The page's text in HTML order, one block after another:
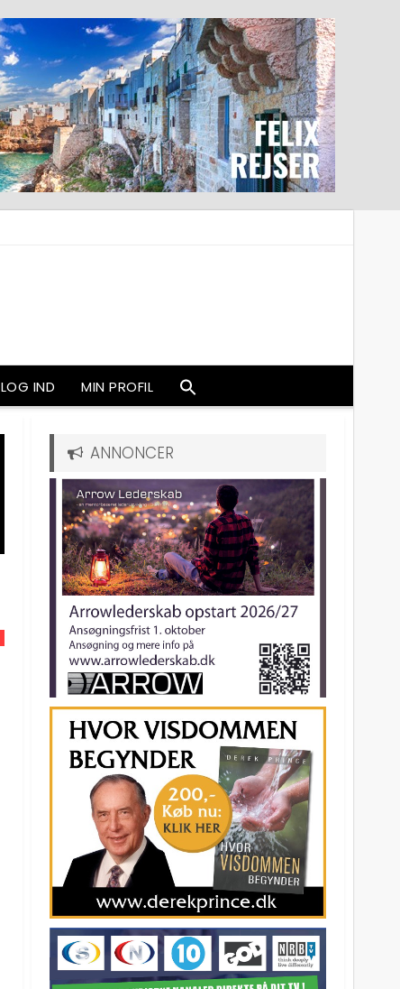
LOG IND MIN PROFIL
ANNONCER